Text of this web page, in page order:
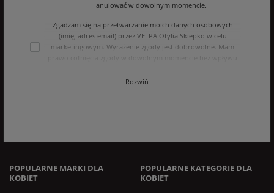
anulować w dowolnym momencie.
Zgadzam się na przetwarzanie moich danych osobowych
(imię, adres email) przez VELPA Otylia Skiepko w celu
marketingowym. Wyrażenie zgody jest dobrowolne. Mam
podstawie zgody przed jej cofnięciem. Mam prawo dostępu
Rozwiń
POPULARNE MARKI DLA
KOBIET
POPULARNE KATEGORIE DLA
KOBIET